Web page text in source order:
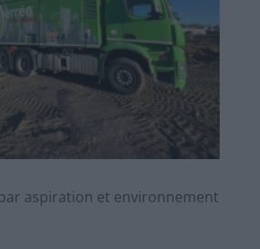
aspiration et environnement